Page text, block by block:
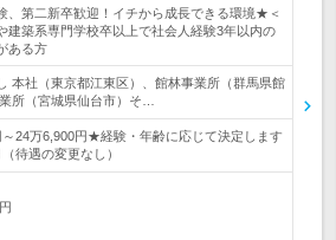
、第二新卒歓迎！イチから成長できる環境★＜
建築系専門学校卒以上で社会人経験3年以内の
ある方
本社（東京都江東区）、館林事業所（群馬県館
所（宮城県仙台市）そ…
～24万6,900円★経験・年齢に応じて決定します
待遇の変更なし）